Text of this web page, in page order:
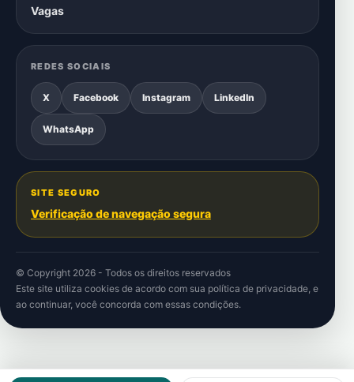
Vagas
REDES SOCIAIS
X Facebook Instagram LinkedIn
WhatsApp
SITE SEGURO
Verificação de navegação segura
© Copyright 2026 - Todos os direitos reservados
Este site utiliza cookies de acordo com sua política de privacidade, e
ao continuar, você concorda com essas condições.